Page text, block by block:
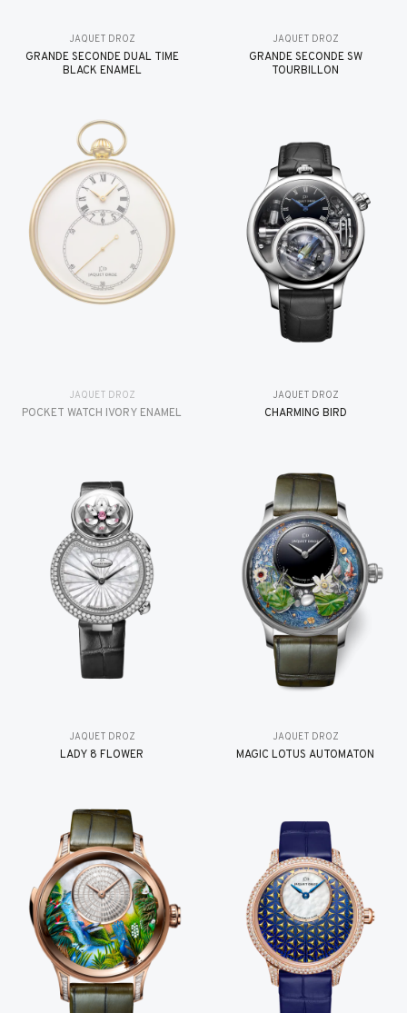
JAQUET DROZ
GRANDE SECONDE DUAL TIME
BLACK ENAMEL
JAQUET DROZ
GRANDE SECONDE SW
TOURBILLON
JAQUET DROZ
POCKET WATCH IVORY ENAMEL
JAQUET DROZ
CHARMING BIRD
JAQUET DROZ
LADY 8 FLOWER
JAQUET DROZ
MAGIC LOTUS AUTOMATON